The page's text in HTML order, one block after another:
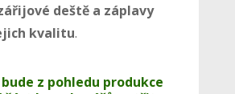
deště a záplavy
kvalitu.
bude z pohledu produkce